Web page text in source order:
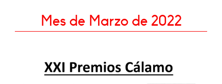
Mes de Marzo de 2022